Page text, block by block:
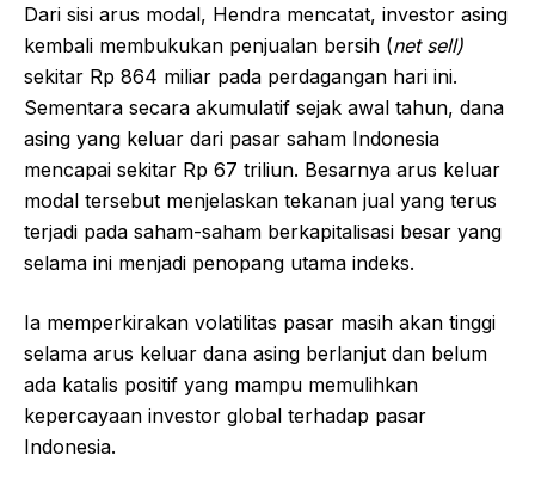
Dari sisi arus modal, Hendra mencatat, investor asing
kembali membukukan penjualan bersih (net sell)
sekitar Rp 864 miliar pada perdagangan hari ini.
Sementara secara akumulatif sejak awal tahun, dana
asing yang keluar dari pasar saham Indonesia
mencapai sekitar Rp 67 triliun. Besarnya arus keluar
modal tersebut menjelaskan tekanan jual yang terus
terjadi pada saham-saham berkapitalisasi besar yang
selama ini menjadi penopang utama indeks.
Ia memperkirakan volatilitas pasar masih akan tinggi
selama arus keluar dana asing berlanjut dan belum
ada katalis positif yang mampu memulihkan
kepercayaan investor global terhadap pasar
Indonesia.